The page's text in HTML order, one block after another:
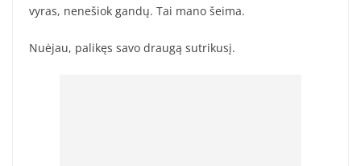
vyras, nenešiok gandų. Tai mano šeima.
Nuėjau, palikęs savo draugą sutrikusį.